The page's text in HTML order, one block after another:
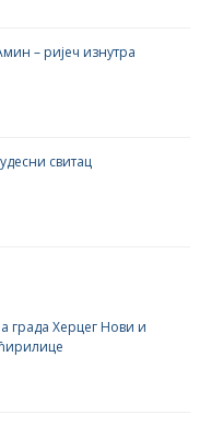
– ријеч изнутра
свитац
града Херцег Нови и